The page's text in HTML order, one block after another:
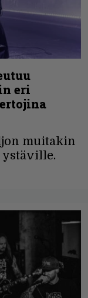
eri
muitakin
ystäville.